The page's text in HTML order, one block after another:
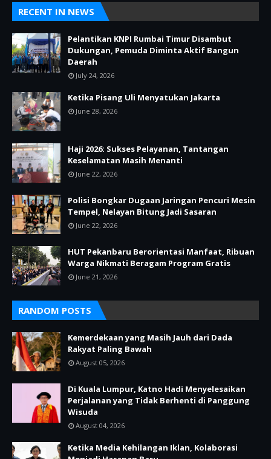
RECENT IN NEWS
Pelantikan KNPI Rumbai Timur Disambut
Dukungan, Pemuda Diminta Aktif Bangun
Daerah
July 24, 2026
Ketika Pisang Uli Menyatukan Jakarta
June 28, 2026
Haji 2026: Sukses Pelayanan, Tantangan
Keselamatan Masih Menanti
June 22, 2026
Polisi Bongkar Dugaan Jaringan Pencuri Mesin
Tempel, Nelayan Bitung Jadi Sasaran
June 22, 2026
HUT Pekanbaru Berorientasi Manfaat, Ribuan
Warga Nikmati Beragam Program Gratis
June 21, 2026
RANDOM POSTS
Kemerdekaan yang Masih Jauh dari Dada
Rakyat Paling Bawah
August 05, 2026
Di Kuala Lumpur, Katno Hadi Menyelesaikan
Perjalanan yang Tidak Berhenti di Panggung
Wisuda
August 04, 2026
Ketika Media Kehilangan Iklan, Kolaborasi